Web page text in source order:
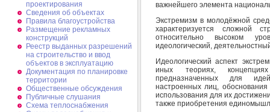
проектирования
Сведения об объектах
Правила благоустройства
Размещение рекламных
конструкций
Реестр выданных разрешений
на строительство и ввод
объектов в эксплуатацию
Документация по планировке
территории
Общественные обсуждения
Публичные слушания
Схема теплоснабжения
важнейшего элемента
Экстремизм в молодёжной
характеризуется сложной
относительно высоком
идеологический,
Идеологический аспект
иных теориях,
предназначенных для
настроенных лиц,
использования для их
также приобретения